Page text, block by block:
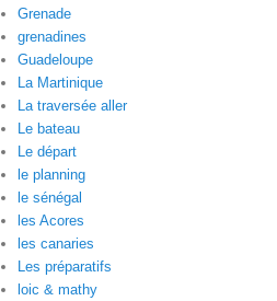
Grenade
grenadines
Guadeloupe
La Martinique
La traversée aller
Le bateau
Le départ
le planning
le sénégal
les Acores
les canaries
Les préparatifs
loic & mathy